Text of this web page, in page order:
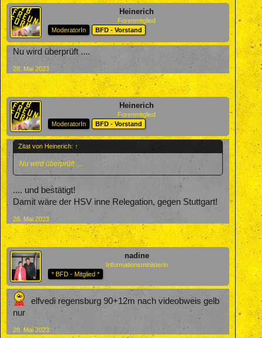
Heinerich
Forenmitglied
ModeratorIn
BFD - Vorstand
Nu wird überprüft ....
28. Mai 2023
Heinerich
Forenmitglied
ModeratorIn
BFD - Vorstand
Zitat von Heinerich: ↑
Nu wird überprüft ....
.... und bestätigt!
Damit wäre der HSV inne Relegation, gegen Stuttgart!
28. Mai 2023
nadine
Informationsministerin
* BFD - Mitglied *
elfvedi regensburg 90+12m nach videobweis gelb
nur
28. Mai 2023